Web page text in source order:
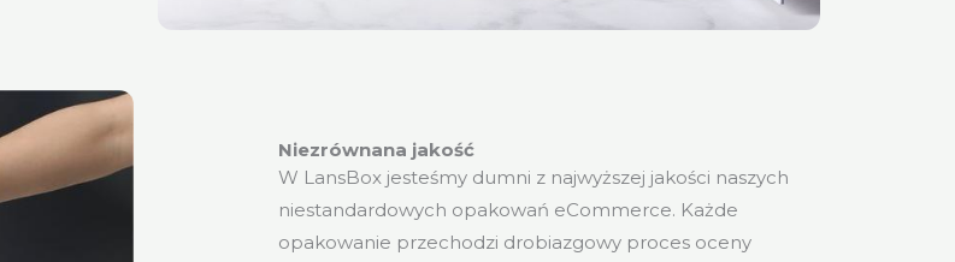
Niezrównana jakość
W LansBox jesteśmy dumni z najwyższej jakości naszych
niestandardowych opakowań eCommerce. Każde
opakowanie przechodzi drobiazgowy proces oceny